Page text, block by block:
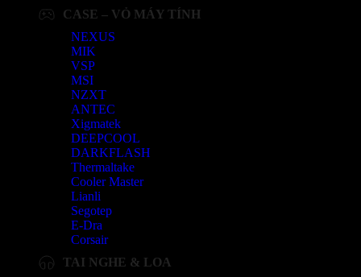
CASE – VỎ MÁY TÍNH
NEXUS
MIK
VSP
MSI
NZXT
ANTEC
Xigmatek
DEEPCOOL
DARKFLASH
Thermaltake
Cooler Master
Lianli
Segotep
E-Dra
Corsair
TAI NGHE & LOA